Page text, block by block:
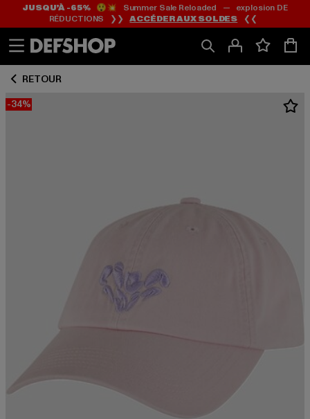
Passer
au
Passer
au
de
JUSQU’À -65%😲💥 Summer Sale Reloaded — explosion DE
RÉDUCTIONS ❯❯ACCÉDER AUX SOLDES ❮❮
RETOUR
-34%